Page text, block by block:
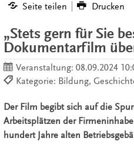
Seite teilen Drucken
„Stets gern für Sie
Dokumentarfilm
Veranstaltung: 08.09.2024
Kategorie: Bildung,
Der Film begibt sich auf die
Arbeitsplätzen der
hundert Jahre alten